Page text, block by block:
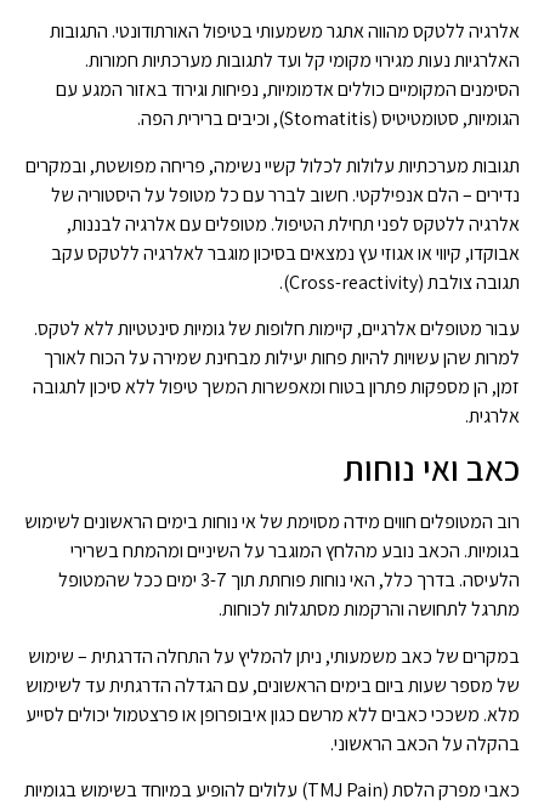
אלרגיה ללטקס מהווה אתגר משמעותי בטיפול האורתודונטי. התגובות
האלרגיות נעות מגירוי מקומי קל ועד לתגובות מערכתיות חמורות.
הסימנים המקומיים כוללים אדמומיות, נפיחות וגירוד באזור המגע עם
הגומיות, סטומטיטיס (Stomatitis), וכיבים ברירית הפה.
תגובות מערכתיות עלולות לכלול קשיי נשימה, פריחה מפושטת, ובמקרים
נדירים – הלם אנפילקטי. חשוב לברר עם כל מטופל על היסטוריה של
אלרגיה ללטקס לפני תחילת הטיפול. מטופלים עם אלרגיה לבננות,
אבוקדו, קיווי או אגוזי עץ נמצאים בסיכון מוגבר לאלרגיה ללטקס עקב
תגובה צולבת (Cross-reactivity).
עבור מטופלים אלרגיים, קיימות חלופות של גומיות סינטטיות ללא לטקס.
למרות שהן עשויות להיות פחות יעילות מבחינת שמירה על הכוח לאורך
זמן, הן מספקות פתרון בטוח ומאפשרות המשך טיפול ללא סיכון לתגובה
אלרגית.
כאב ואי נוחות
רוב המטופלים חווים מידה מסוימת של אי נוחות בימים הראשונים לשימוש
בגומיות. הכאב נובע מהלחץ המוגבר על השיניים ומהמתח בשרירי
הלעיסה. בדרך כלל, האי נוחות פוחתת תוך 3-7 ימים ככל שהמטופל
מתרגל לתחושה והרקמות מסתגלות לכוחות.
במקרים של כאב משמעותי, ניתן להמליץ על התחלה הדרגתית – שימוש
של מספר שעות ביום בימים הראשונים, עם הגדלה הדרגתית עד לשימוש
מלא. משככי כאבים ללא מרשם כגון איבופרופן או פרצטמול יכולים לסייע
בהקלה על הכאב הראשוני.
כאבי מפרק הלסת (TMJ Pain) עלולים להופיע במיוחד בשימוש בגומיות